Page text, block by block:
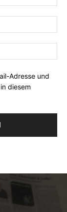
Adresse und
diesem